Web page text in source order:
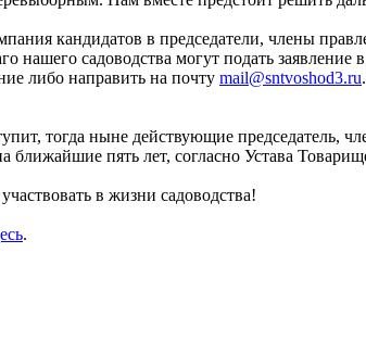
кандидатов в председатели, члены
нашего садоводства могут подать
либо направить на почту mail@sntvoshod3.ru
тогда ныне действующие председатель,
пять лет, согласно Устава
в жизни садоводства!
.